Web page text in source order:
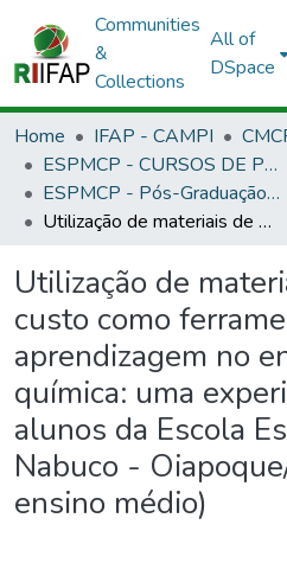
Communities
&
Collections
All of
DSpace
Home IFAP - CAMPI
ESPMCP - CURSOS DE PÓS-GRADUAÇÃO LATO SENSU - CAMPUS MACAPÁ
ESPMCP - Pós-Graduação Ensino de Química
Utilização de materiais de baixo custo como ferramenta de ensino aprendizagem no ensino de química: uma experiência com os alunos da Escola Estadual Joaquim Nabuco - Oiapoque/AP (1º ano do ensino médio)
Utilização de
custo como
aprendizagem no
química: uma
alunos da Escola
Nabuco -
ensino médio)